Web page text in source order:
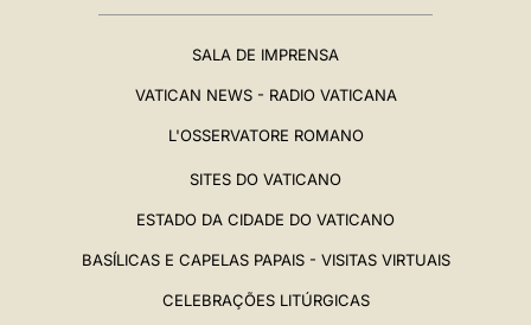
SALA DE IMPRENSA
VATICAN NEWS - RADIO VATICANA
L'OSSERVATORE ROMANO
SITES DO VATICANO
ESTADO DA CIDADE DO VATICANO
BASÍLICAS E CAPELAS PAPAIS - VISITAS VIRTUAIS
CELEBRAÇÕES LITÚRGICAS